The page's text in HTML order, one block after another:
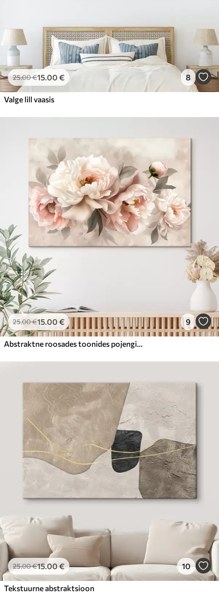
25.00€15.00 € 8
Valge lill vaasis
25.00€15.00 € 9
Abstraktne roosades toonides pojengide kimp
25.00€15.00€ 10
Tekstuurne abstraktsioon